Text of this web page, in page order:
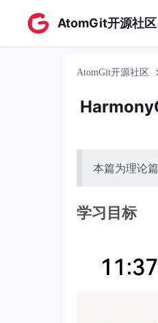
AtomGit开源社区
AtomGit开源社区
本篇为理论
学习目标